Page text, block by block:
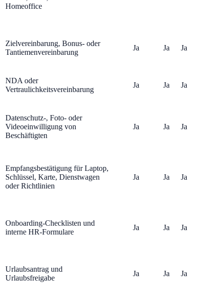
Homeoffice
Zielvereinbarung, Bonus- oder
Tantiemenvereinbarung
Ja Ja Ja
NDA oder
Vertraulichkeitsvereinbarung
Ja Ja Ja
Datenschutz-, Foto- oder
Videoeinwilligung von
Beschäftigten
Ja Ja Ja
Empfangsbestätigung für Laptop,
Schlüssel, Karte, Dienstwagen
oder Richtlinien
Ja Ja Ja
Onboarding-Checklisten und
interne HR-Formulare
Ja Ja Ja
Urlaubsantrag und
Urlaubsfreigabe
Ja Ja Ja